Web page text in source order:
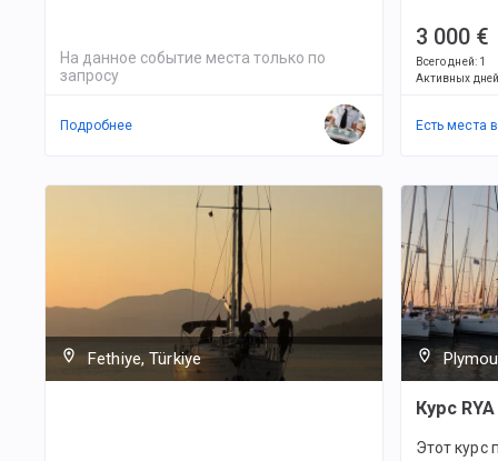
На данное событие места только по
запросу
Подробнее
3 000 €
Всего дней: 1
Активных
Есть места в
Fethiye, Türkiye
Курс
Этот курс